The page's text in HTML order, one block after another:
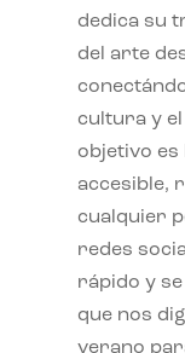
dedica su
del arte
cultura y
objetivo es
accesible,
cualquier
redes
rápido y se
que nos
verano